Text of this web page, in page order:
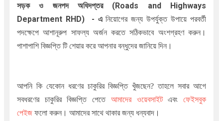
সড়ক ও জনপদ অধিদপ্তর(Roads and Highways
Department RHD) - এনিয়োগের জন্য উপর্যুক্ত উপায়ে পরবর্তী
পদক্ষেপে আশানূরুপ সাফল্য অর্জন করতে সঠিকভাবে অংশগ্রহণ করুন।
পাশাপাশি বিজ্ঞপ্তি টি শেয়ার করে আপনার বন্ধুদের জানিয়ে দিন।
আপনি কি যেকোন ধরণের চাকুরির বিজ্ঞপ্তি খুঁজছেন?তাহলে সবার আগে
সবধরণের চাকুরির বিজ্ঞপ্তি পেতে
আমাদের ওয়েবসাইট এবংফেইসবুক
পেইজফলো করুন। আমাদের সাথে থাকার জন্য ধন্যবাদ।